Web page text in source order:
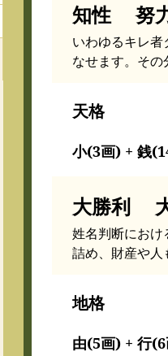
知性 努
いわゆるキレ
なせます。その
天格
小(3画) + 銭
大勝利
姓名判断におけ
詰め、財産や人
地格
由(5画) + 行